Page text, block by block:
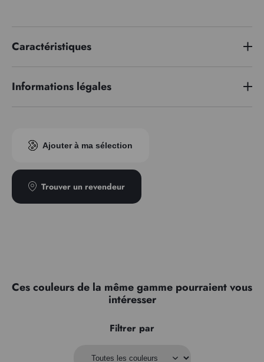
Caractéristiques
Série de prix
Informations légales
Ajouter à ma sélection
Trouver un revendeur
Ces couleurs de la même gamme pourraient vous
intéresser
Filtrer par